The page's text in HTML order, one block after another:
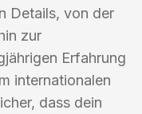
Details, von der
zur
Erfahrung
internationalen
dass dein